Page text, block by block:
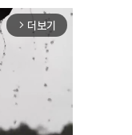
arrow_forward_ios 더보기